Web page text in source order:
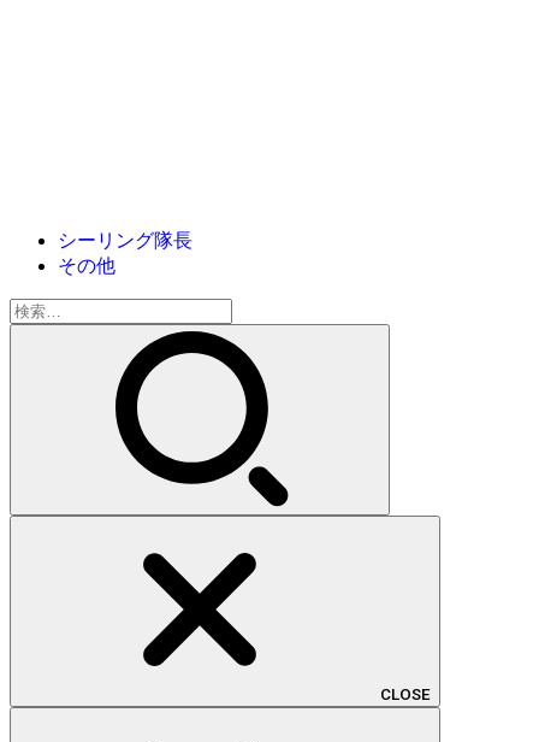
シーリング隊長
その他
検
索:
CLOSE